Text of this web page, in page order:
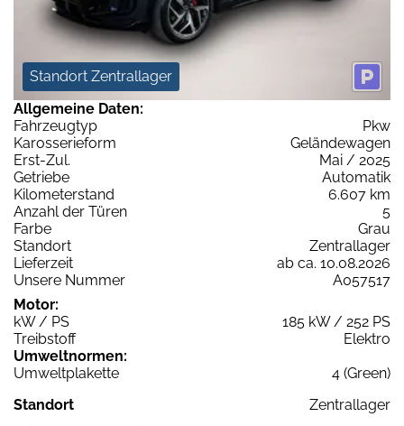
Standort Zentrallager
Allgemeine Daten:
Fahrzeugtyp
Pkw
Karosserieform
Geländewagen
Erst-Zul.
Mai / 2025
Getriebe
Automatik
Kilometerstand
6.607 km
Anzahl der Türen
5
Farbe
Grau
Standort
Zentrallager
Lieferzeit
ab ca. 10.08.2026
Unsere Nummer
A057517
Motor:
kW / PS
185 kW / 252 PS
Treibstoff
Elektro
Umweltnormen:
Umweltplakette
4 (Green)
Standort
Zentrallager